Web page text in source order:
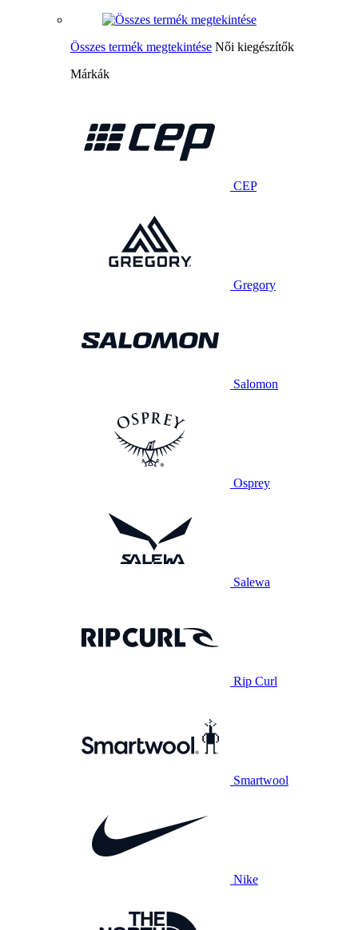
Összes termék megtekintése Női kiegészítők
Márkák
CEP
Gregory
Salomon
Osprey
Salewa
Rip Curl
Smartwool
Nike